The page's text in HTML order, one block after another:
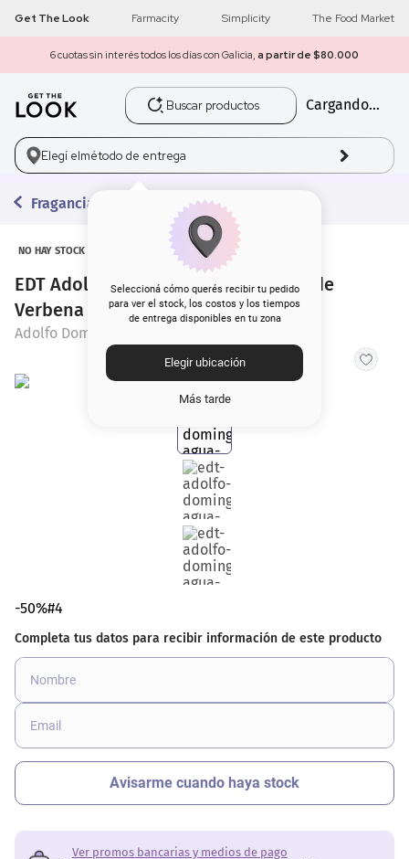
Get The Look Farmacity Simplicity The Food Market
6 cuotas sin interés todos los días con Galicia, a partir de $80.000
Buscar productos
Cargando...
Elegí elmétodo de entrega
Seleccioná cómo querés recibir tu pedido
para ver el stock, los costos y los tiempos
de entrega disponibles en tu zona
Elegir ubicación
Más tarde
Fragancias
NO HAY STOCK
EDT Adolfo Domínguez Agua Fresca de
Verbena x 120 ml
Adolfo Dominguez
-50%#4
Ver promos bancarias y medios de pago
1 get the look
2 máscara pestañas
3.
5. corrector
rubor